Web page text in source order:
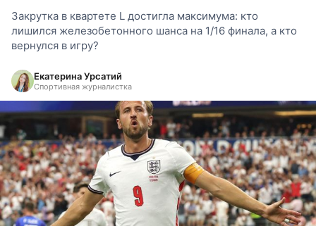
Закрутка в квартете L достигла максимума: кто
лишился железобетонного шанса на 1/16 финала, а кто
вернулся в игру?
Екатерина Урсатий
Спортивная журналистка